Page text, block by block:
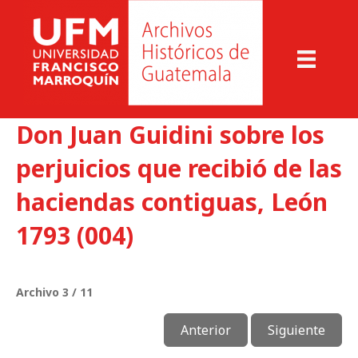
Don Juan Guidini sobre los
perjuicios que recibió de las
haciendas contiguas, León
1793 (004)
Archivo 3 / 11
Anterior Siguiente